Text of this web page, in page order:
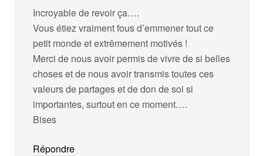
Incroyable de revoir ça….
Vous étiez vraiment fous d’emmener tout ce
petit monde et extrêmement motivés !
Merci de nous avoir permis de vivre de si belles
choses et de nous avoir transmis toutes ces
valeurs de partages et de don de soi si
importantes, surtout en ce moment….
Bises
Répondre